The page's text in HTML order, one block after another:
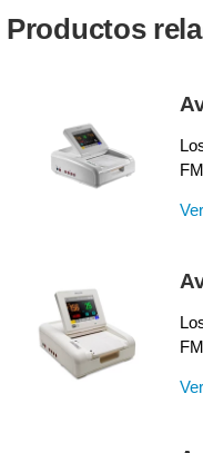
Productos